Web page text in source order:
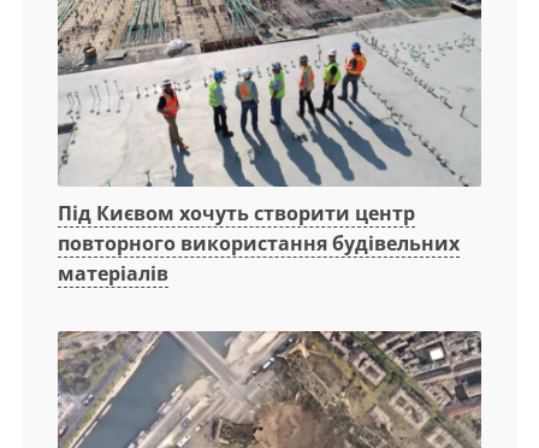
Під Києвом хочуть створити центр
повторного використання будівельних
матеріалів